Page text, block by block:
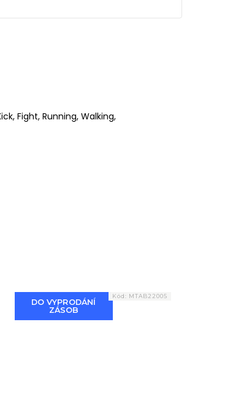
Fight, Running, Walking,
DO VYPRODÁNÍ
ZÁSOB
Kód: MTAB22005